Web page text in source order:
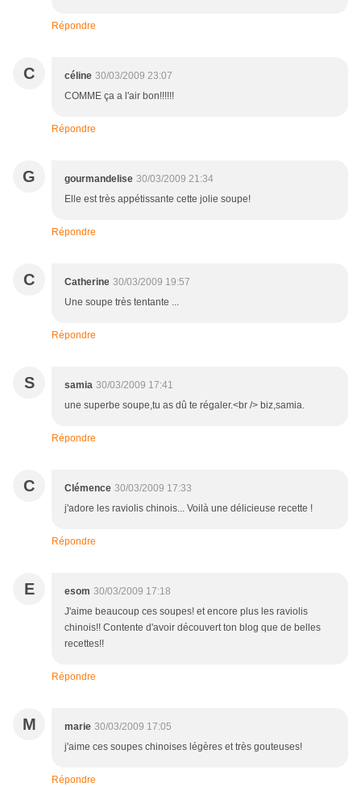
Répondre
C céline 30/03/2009 23:07
COMME ça a l'air bon!!!!!!
Répondre
G gourmandelise 30/03/2009 21:34
Elle est très appétissante cette jolie soupe!
Répondre
C Catherine 30/03/2009 19:57
Une soupe très tentante ...
Répondre
S samia 30/03/2009 17:41
une superbe soupe,tu as dû te régaler.<br /> biz,samia.
Répondre
C Clémence 30/03/2009 17:33
j'adore les raviolis chinois... Voilà une délicieuse recette !
Répondre
E esom 30/03/2009 17:18
J'aime beaucoup ces soupes! et encore plus les raviolis
chinois!! Contente d'avoir découvert ton blog que de belles
recettes!!
Répondre
M marie 30/03/2009 17:05
j'aime ces soupes chinoises légères et très gouteuses!
Répondre